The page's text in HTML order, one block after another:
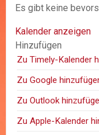
Es gibt keine
Kalender anzeigen
Hinzufügen
Zu Timely-Kalender
Zu Google
Zu Outlook
Zu Apple-Kalender